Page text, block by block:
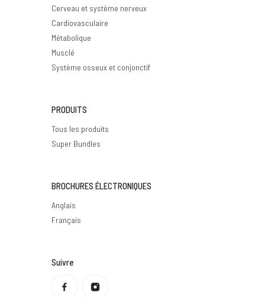
Cerveau et système nerveux
Cardiovasculaire
Métabolique
Musclé
Système osseux et conjonctif
PRODUITS
Tous les produits
Super Bundles
BROCHURES ÉLECTRONIQUES
Anglais
Français
Suivre
Politique de confidentialité
Politique de remboursement